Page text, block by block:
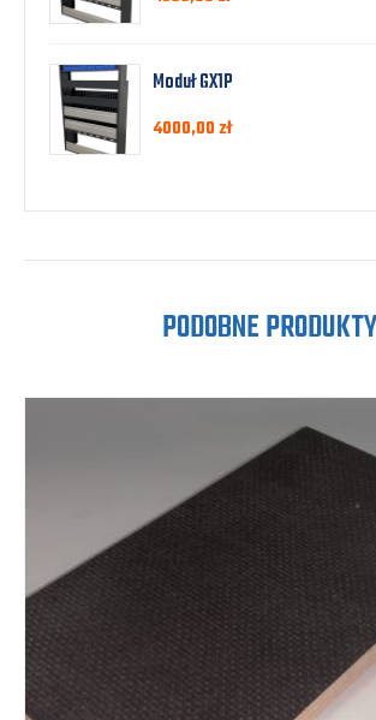
Moduł GX1P
4000,00 zł
PODOBNE PRODUKTY